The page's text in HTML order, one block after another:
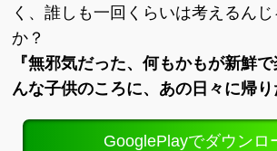
く、誰しも一回くらいは考えるん
か？
『無邪気だった、何もかもが新鮮
んな子供のころに、あの日々に帰り
GooglePlayでダウンロ